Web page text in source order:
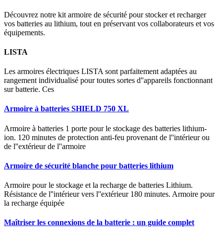
Découvrez notre kit armoire de sécurité pour stocker et recharger
vos batteries au lithium, tout en préservant vos collaborateurs et vos
équipements.
LISTA
Les armoires électriques LISTA sont parfaitement adaptées au
rangement individualisé pour toutes sortes d''appareils fonctionnant
sur batterie. Ces
Armoire à batteries SHIELD 750 XL
Armoire à batteries 1 porte pour le stockage des batteries lithium-
ion. 120 minutes de protection anti-feu provenant de l''intérieur ou
de l''extérieur de l''armoire
Armoire de sécurité blanche pour batteries lithium
Armoire pour le stockage et la recharge de batteries Lithium.
Résistance de l''intérieur vers l''extérieur 180 minutes. Armoire pour
la recharge équipée
Maîtriser les connexions de la batterie : un guide complet